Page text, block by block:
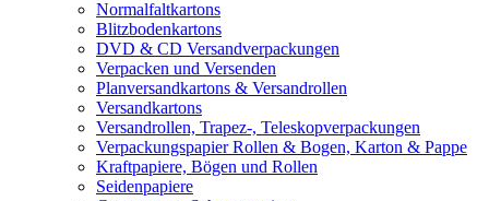
Normalfaltkartons
Blitzbodenkartons
DVD & CD Versandverpackungen
Verpacken und Versenden
Planversandkartons & Versandrollen
Versandkartons
Versandrollen, Trapez-, Teleskopverpackungen
Verpackungspapier Rollen & Bogen, Karton & Pappe
Kraftpapiere, Bögen und Rollen
Seidenpapiere